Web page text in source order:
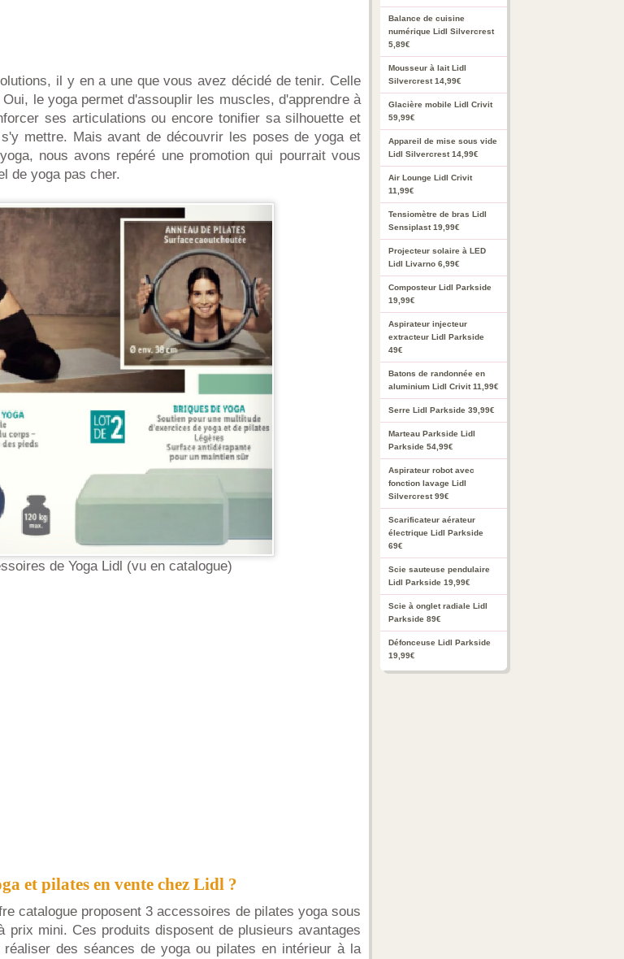
il y en a une que vous avez décidé de tenir. Celle
le yoga permet d'assouplir les muscles, d'apprendre à
ses articulations ou encore tonifier sa silhouette et
mettre. Mais avant de découvrir les poses de yoga et
nous avons repéré une promotion qui pourrait vous
de yoga pas cher.
de Yoga Lidl (vu en catalogue)
et pilates en vente chez Lidl ?
catalogue proposent 3 accessoires de pilates yoga sous
prix mini. Ces produits disposent de plusieurs avantages
des séances de yoga ou pilates en intérieur à la
Balance de cuisine
numérique Lidl Silvercrest
5,89€
Mousseur à lait Lidl
Silvercrest 14,99€
Glacière mobile Lidl Crivit
59,99€
Appareil de mise sous vide
Lidl Silvercrest 14,99€
Air Lounge Lidl Crivit
11,99€
Tensiomètre de bras Lidl
Sensiplast 19,99€
Projecteur solaire à LED
Lidl Livarno 6,99€
Composteur Lidl Parkside
19,99€
Aspirateur injecteur
extracteur Lidl Parkside
49€
Batons de randonnée en
aluminium Lidl Crivit 11,99€
Serre Lidl Parkside 39,99€
Marteau Parkside Lidl
Parkside 54,99€
Aspirateur robot avec
fonction lavage Lidl
Silvercrest 99€
Scarificateur aérateur
électrique Lidl Parkside
69€
Scie sauteuse pendulaire
Lidl Parkside 19,99€
Scie à onglet radiale Lidl
Parkside 89€
Défonceuse Lidl Parkside
19,99€